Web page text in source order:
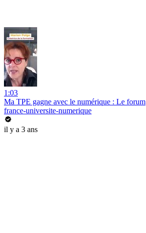
1:03
Ma TPE gagne avec le numérique : Le forum
france-universite-numerique
il y a 3 ans